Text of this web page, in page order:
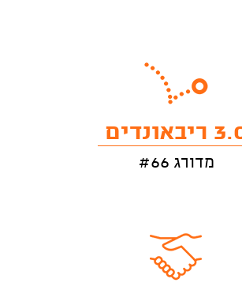
מדורג #66